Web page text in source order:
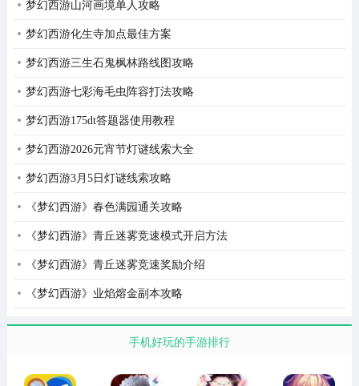
梦幻西游山河画境单人攻略
梦幻西游化生寺加点最佳方案
梦幻西游三生石鬼枫林路线图攻略
梦幻西游七彩海毛虫阵容打法攻略
梦幻西游175dt答题器使用教程
梦幻西游2026元宵节灯谜线索大全
梦幻西游3月5日灯谜线索攻略
《梦幻西游》春色满园通关攻略
《梦幻西游》青丘迷雾竞速模式开启方法
《梦幻西游》青丘迷雾竞速奖励介绍
《梦幻西游》业焰熔金副本攻略
手机好玩的手游排行